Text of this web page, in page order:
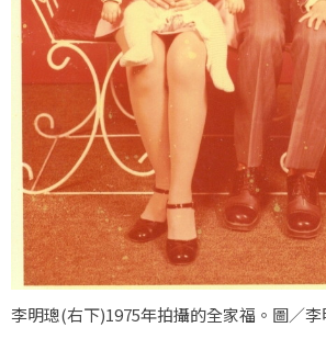
李明璁(右下)1975年拍攝的全家福。圖／